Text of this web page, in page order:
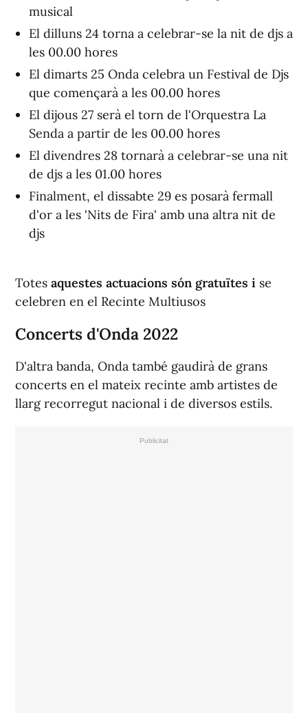
musical
El dilluns 24 torna a celebrar-se la nit de djs a
les 00.00 hores
El dimarts 25 Onda celebra un Festival de Djs
que començarà a les 00.00 hores
El dijous 27 serà el torn de l'Orquestra La
Senda a partir de les 00.00 hores
El divendres 28 tornarà a celebrar-se una nit
de djs a les 01.00 hores
Finalment, el dissabte 29 es posarà fermall
d'or a les 'Nits de Fira' amb una altra nit de
djs
Totes aquestes actuacions són gratuïtes i se
celebren en el Recinte Multiusos
Concerts d'Onda 2022
D'altra banda, Onda també gaudirà de grans
concerts en el mateix recinte amb artistes de
llarg recorregut nacional i de diversos estils.